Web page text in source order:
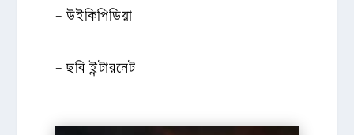
– উইকিপিডিয়া
– ছবি ইন্টারনেট